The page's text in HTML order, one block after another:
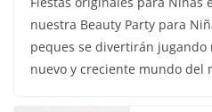
nuestra Beauty Party para
peques se divertirán
nuevo y creciente mundo del